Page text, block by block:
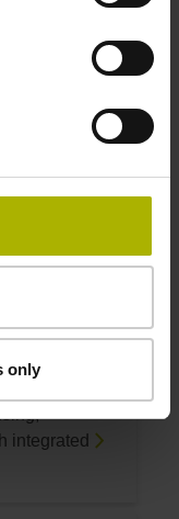
only
integrated
integrated